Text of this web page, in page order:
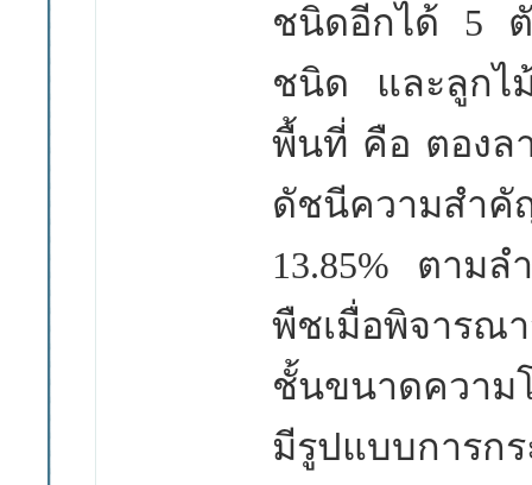
ชนิดอีกได้ 5
ชนิด และลูก
พื้นที่ คือ ตองล
ดัชนีความสำคั
13.85% ตาม
พืชเมื่อพิจารณ
ชั้นขนาดความ
มีรูปแบบการกร